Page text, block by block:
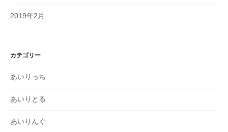
2019年2月
カテゴリー
あいりっち
あいりとる
あいりんぐ